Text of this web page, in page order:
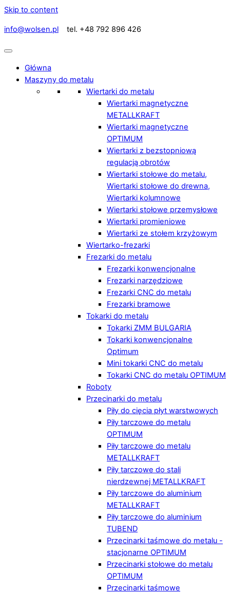
Skip to content
info@wolsen.pl tel. +48 792 896 426
Główna
Maszyny do metalu
Wiertarki do metalu
Wiertarki magnetyczne
METALLKRAFT
Wiertarki magnetyczne
OPTIMUM
Wiertarki z bezstopniową
regulacją obrotów
Wiertarki stołowe do metalu,
Wiertarki stołowe do drewna,
Wiertarki kolumnowe
Wiertarki stołowe przemysłowe
Wiertarki promieniowe
Wiertarki ze stołem krzyżowym
Wiertarko-frezarki
Frezarki do metalu
Frezarki konwencjonalne
Frezarki narzędziowe
Frezarki CNC do metalu
Frezarki bramowe
Tokarki do metalu
Tokarki ZMM BULGARIA
Tokarki konwencjonalne
Optimum
Mini tokarki CNC do metalu
Tokarki CNC do metalu OPTIMUM
Roboty
Przecinarki do metalu
Piły do cięcia płyt warstwowych
Piły tarczowe do metalu
OPTIMUM
Piły tarczowe do metalu
METALLKRAFT
Piły tarczowe do stali
nierdzewnej METALLKRAFT
Piły tarczowe do aluminium
METALLKRAFT
Piły tarczowe do aluminium
TUBEND
Przecinarki taśmowe do metalu -
stacjonarne OPTIMUM
Przecinarki stołowe do metalu
OPTIMUM
Przecinarki taśmowe